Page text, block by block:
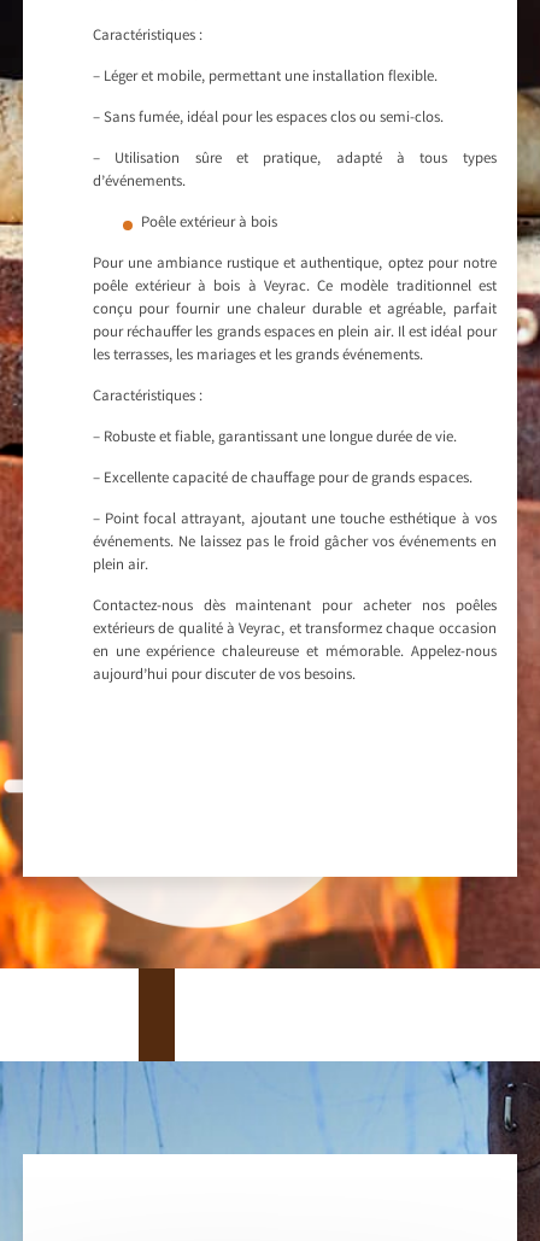
Caractéristiques :
– Léger et mobile, permettant une installation flexible.
– Sans fumée, idéal pour les espaces clos ou semi-clos.
– Utilisation sûre et pratique, adapté à tous types
d’événements.
Poêle extérieur à bois
Pour une ambiance rustique et authentique, optez pour notre
poêle extérieur à bois à Veyrac. Ce modèle traditionnel est
conçu pour fournir une chaleur durable et agréable, parfait
pour réchauffer les grands espaces en plein air. Il est idéal pour
les terrasses, les mariages et les grands événements.
Caractéristiques :
– Robuste et fiable, garantissant une longue durée de vie.
– Excellente capacité de chauffage pour de grands espaces.
– Point focal attrayant, ajoutant une touche esthétique à vos
événements. Ne laissez pas le froid gâcher vos événements en
plein air.
Contactez-nous dès maintenant pour acheter nos poêles
extérieurs de qualité à Veyrac, et transformez chaque occasion
en une expérience chaleureuse et mémorable. Appelez-nous
aujourd’hui pour discuter de vos besoins.